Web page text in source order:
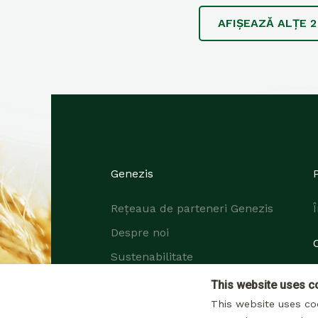
This website uses
This website uses
AFIȘEAZĂ ALȚE
Genezis
Rețeaua de parteneri Genezis
Despre noi
Sustenabilitate